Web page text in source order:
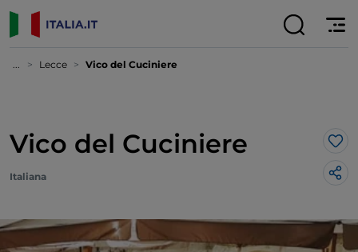
... Lecce Vico del Cuciniere
Vico del Cuciniere
Italiana